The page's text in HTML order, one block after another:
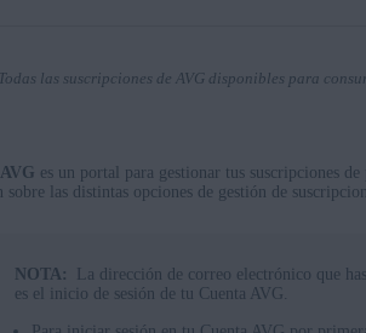
las suscripciones de AVG disponibles para
operativos:
los sistemas operativos compatibles
es un portal para gestionar tus suscripciones
las distintas opciones de gestión de
NOTA:
La dirección de correo electrónico que
es el inicio de sesión de tu Cuenta AVG.